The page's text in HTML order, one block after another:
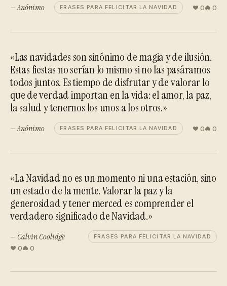
— Anónimo FRASES PARA FELICITAR LA NAVIDAD 0 0
«Las navidades son sinónimo de magia y de ilusión.
Estas fiestas no serían lo mismo si no las pasáramos
todos juntos. Es tiempo de disfrutar y de valorar lo
que de verdad importan en la vida: el amor, la paz,
la salud y tenernos los unos a los otros.»
— Anónimo FRASES PARA FELICITAR LA NAVIDAD 0 0
«La Navidad no es un momento ni una estación, sino
un estado de la mente. Valorar la paz y la
generosidad y tener merced es comprender el
verdadero significado de Navidad.»
— Calvin Coolidge FRASES PARA FELICITAR LA NAVIDAD
0 0